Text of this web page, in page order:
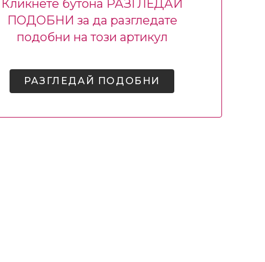
Кликнете бутона РАЗГЛЕДАЙ
ПОДОБНИ за да разгледате
подобни на този артикул
РАЗГЛЕДАЙ ПОДОБНИ